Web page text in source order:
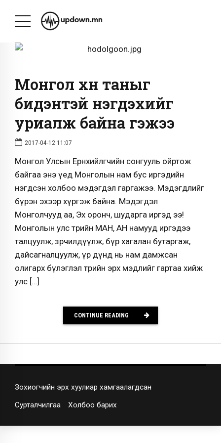
Монгол хүн таныг
бидэнтэй нэгдэхийг
уриалж байна гэжээ
2017-04-12 11:07
Монгол Улсын Ерөнхийлөгчийн сонгууль ойртож
байгаа энэ үед Монголын нам бус иргэдийн
нэгдсэн холбоо мэдэгдэл гаргажээ. Мэдэгдлийг
бүрэн эхээр хүргэж байна. Мэдэгдэл
Монголчууд аа, Эх оронч, шударга иргэд ээ!
Монголын улс төрийн МАН, АН намууд иргэдээ
талцуулж, зөрчилдүүлж, бүр хагалан бутаргаж,
дайсагналцуулж, үр дүнд нь нам дамжсан
олигарх бүлэглэл төрийн эрх мэдлийг гартаа хийж
улс […]
CONTINUE READING
Зохиогчийн эрх хуулиар хамгаалагдсан
Сурталчилгаа Холбоо барих